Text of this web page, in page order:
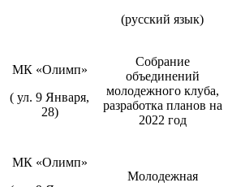
(русский язык)
МК «Олимп»
( ул. 9 Января,
28)
Собрание
объединений
молодежного клуба,
разработка планов на
2022 год
МК «Олимп»
Молодежная